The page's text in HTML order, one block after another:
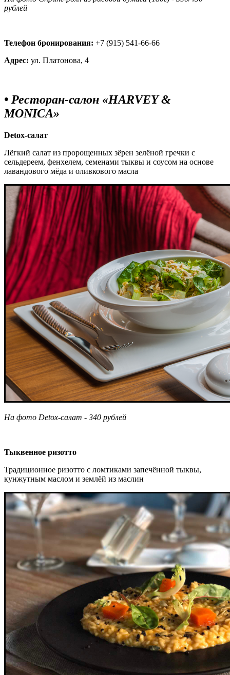
рублей
Телефон бронирования: +7 (915) 541-66-66
Адрес: ул. Платонова, 4
• Ресторан-салон «HARVEY &
MONICA»
Detox-салат
Лёгкий салат из пророщенных зёрен зелёной гречки с
сельдереем, фенхелем, семенами тыквы и соусом на основе
лавандового мёда и оливкового масла
На фото Detox-салат - 340 рублей
Тыквенное ризотто
Традиционное ризотто с ломтиками запечённой тыквы,
кунжутным маслом и землёй из маслин